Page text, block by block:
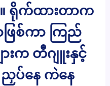
ရိုက်ထားတာက
ြစ်ကာ ကြည်
းက တီဂျူးနှင့်
ညှပ်နေ ကဲနေ